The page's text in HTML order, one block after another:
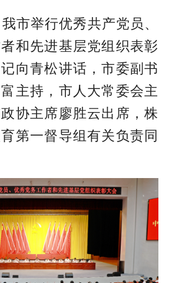
市举行优秀共产党员、
和先进基层党组织表彰
向青松讲话，市委副书
主持，市人大常委会主
协主席廖胜云出席，株
第一督导组有关负责同